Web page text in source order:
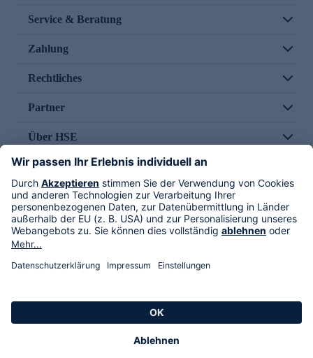
Service & Beratung
Zahlung
Rechtliches
Partner
Über HSE
Im TV
HSE International